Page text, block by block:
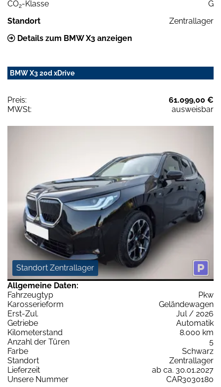
CO2-Klasse
G
Standort
Zentrallager
Details zum BMW X3 anzeigen
BMW X3 20d xDrive
Preis:
61.099,00 €
MWSt:
ausweisbar
Standort Zentrallager
Allgemeine Daten:
Fahrzeugtyp
Pkw
Karosserieform
Geländewagen
Erst-Zul.
Jul / 2026
Getriebe
Automatik
Kilometerstand
8.000 km
Anzahl der Türen
5
Farbe
Schwarz
Standort
Zentrallager
Lieferzeit
ab ca. 30.01.2027
Unsere Nummer
CAR3030180